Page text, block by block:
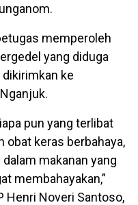
memperoleh
yang diduga
ke
pun yang terlibat
obat keras berbahaya,
makanan yang
membahayakan,”
Henri Noveri Santoso,